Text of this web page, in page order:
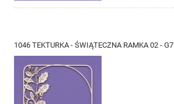
1046 TEKTURKA - ŚWIĄTECZNA RAMKA 02 - G7